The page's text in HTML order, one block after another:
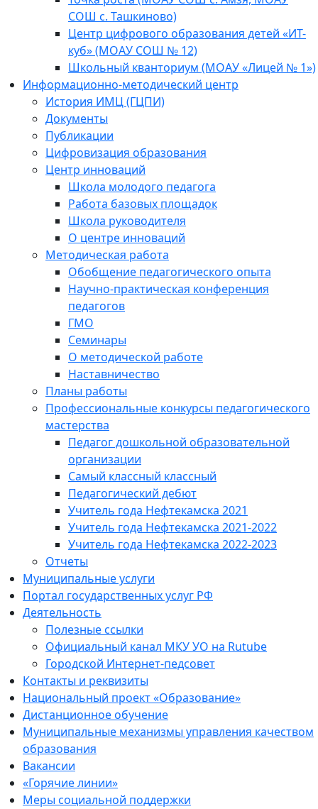
СОШ с. Ташкиново)
Центр цифрового образования детей «ИТ-
куб» (МОАУ СОШ № 12)
Школьный кванториум (МОАУ «Лицей № 1»)
Информационно-методический центр
История ИМЦ (ГЦПИ)
Документы
Публикации
Цифровизация образования
Центр инноваций
Школа молодого педагога
Работа базовых площадок
Школа руководителя
О центре инноваций
Методическая работа
Обобщение педагогического опыта
Научно-практическая конференция
педагогов
ГМО
Семинары
О методической работе
Наставничество
Планы работы
Профессиональные конкурсы педагогического
мастерства
Педагог дошкольной образовательной
организации
Самый классный классный
Педагогический дебют
Учитель года Нефтекамска 2021
Учитель года Нефтекамска 2021-2022
Учитель года Нефтекамска 2022-2023
Отчеты
Муниципальные услуги
Портал государственных услуг РФ
Деятельность
Полезные ссылки
Официальный канал МКУ УО на Rutube
Городской Интернет-педсовет
Контакты и реквизиты
Национальный проект «Образование»
Дистанционное обучение
Муниципальные механизмы управления качеством
образования
Вакансии
«Горячие линии»
Меры социальной поддержки